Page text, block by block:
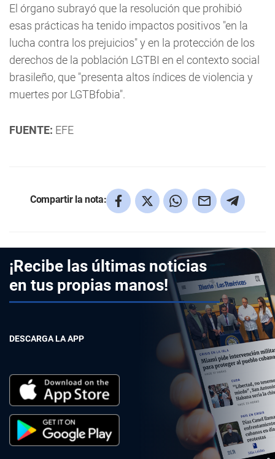
El órgano subrayó que la resolución que prohibió
esas prácticas ha tenido impactos positivos "en la
lucha contra los prejuicios" y en la protección de los
derechos de la población LGTBI en el contexto social
brasileño, que "presenta altos índices de violencia y
muertes por LGTBfobia".
FUENTE: EFE
Compartir la nota:
¡Recibe las últimas noticias
en tus propias manos!
DESCARGA LA APP